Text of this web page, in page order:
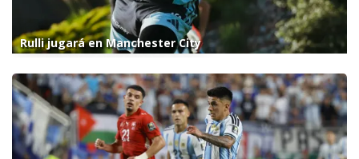
Rulli jugará en Manchester City